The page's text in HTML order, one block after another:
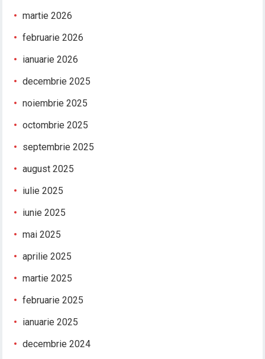
martie 2026
februarie 2026
ianuarie 2026
decembrie 2025
noiembrie 2025
octombrie 2025
septembrie 2025
august 2025
iulie 2025
iunie 2025
mai 2025
aprilie 2025
martie 2025
februarie 2025
ianuarie 2025
decembrie 2024